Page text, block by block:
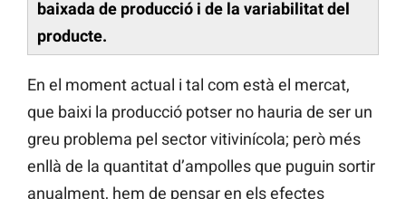
baixada de producció i de la variabilitat del
producte.
En el moment actual i tal com està el mercat,
que baixi la producció potser no hauria de ser un
greu problema pel sector vitivinícola; però més
enllà de la quantitat d’ampolles que puguin sortir
anualment, hem de pensar en els efectes